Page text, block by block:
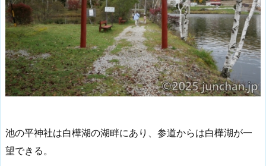
池の平神社は白樺湖の湖畔にあり、参道からは白樺湖が一
望できる。